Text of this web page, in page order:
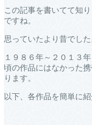
この記事を書いてて知
ですね。
思っていたより昔でした
１９８６年～２０１３
頃の作品にはなかった
ります。
以下、各作品を簡単に紹